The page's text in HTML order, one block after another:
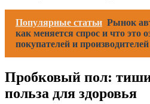
Популярные статьи Рынок
как меняется спрос и что это
покупателей и производителей
Пробковый пол:
польза для здоровья